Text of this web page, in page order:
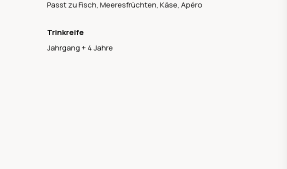
Passt zu Fisch, Meeresfrüchten, Käse, Apéro
Trinkreife
Jahrgang + 4 Jahre